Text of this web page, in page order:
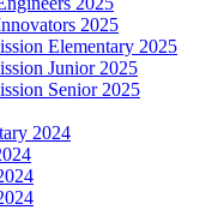
2025
Elementary 2025
Junior 2025
Senior 2025
2024